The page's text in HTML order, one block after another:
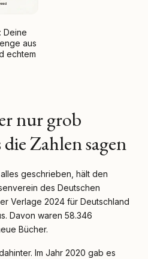
Deine
aus
echtem
nur grob
Zahlen sagen
geschrieben, hält den
des Deutschen
Verlage 2024 für Deutschland
Davon waren 58.346
Bücher.
Im Jahr 2020 gab es